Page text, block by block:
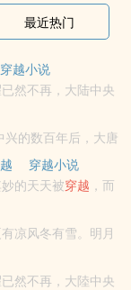
最近热门
穿越小说
然不再，大陆中央
不可妥协，\n不可
朴素念头、向欺压
兴的数百年后，大唐
大洲海外唐人诸侯
无数人和势力，为
穿越小说
的天天被穿越 ，而
而是
有一匹狼正时时刻
凉风冬有雪。明月
站提示：各位书友...
然不再，大陸中央